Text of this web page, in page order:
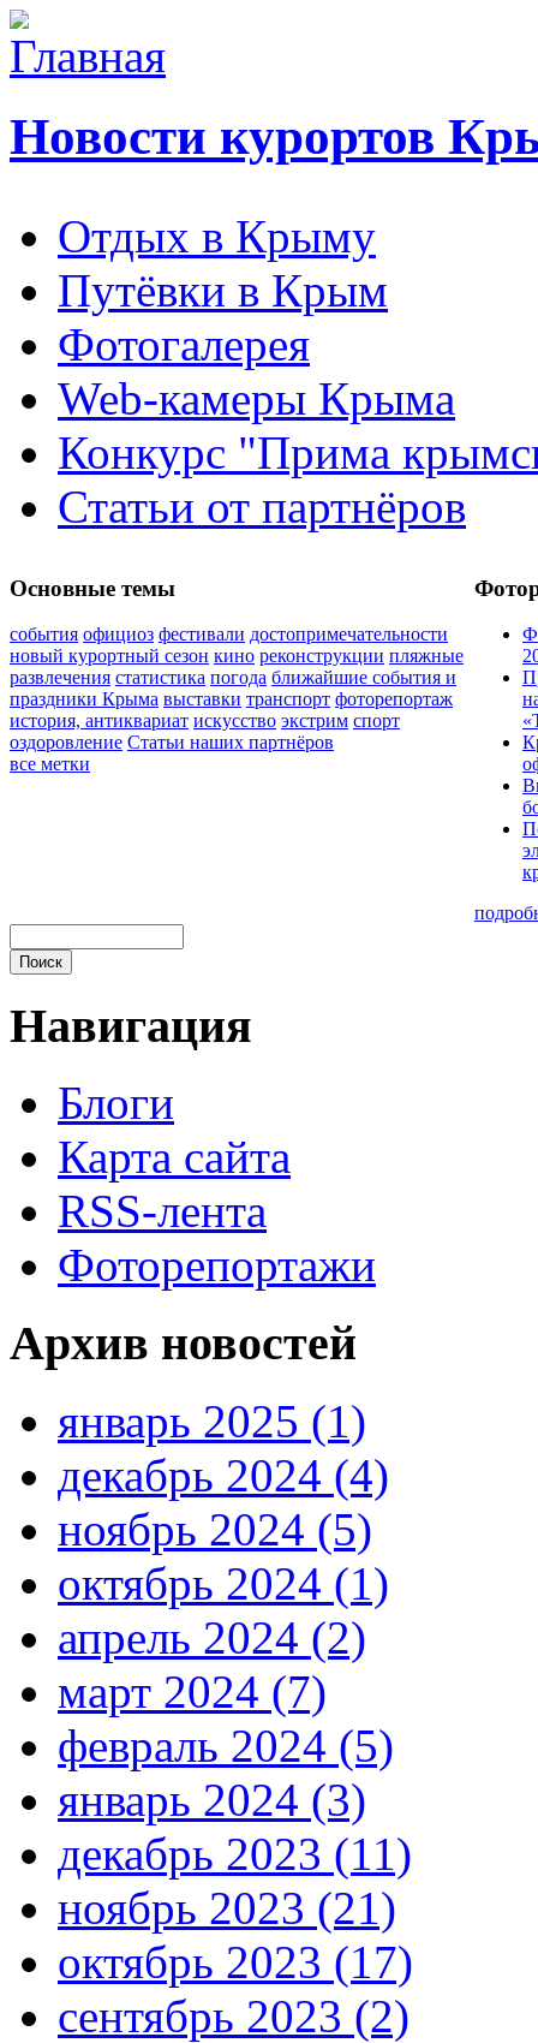
Новости курортов
Отдых в Крыму
Путёвки в Крым
Фотогалерея
Web-камеры Крыма
Конкурс "Прима
Статьи от партнёров
Основные темы
события официоз фестивали достопримечательности
новый курортный сезон кино реконструкции пляжные
развлечения статистика погода ближайшие события и
праздники Крыма выставки транспорт фоторепортаж
история, антиквариат искусство экстрим спорт
оздоровление Статьи наших партнёров
все метки
Навигация
Блоги
Карта сайта
RSS-лента
Фоторепортажи
Архив новостей
январь 2025 (1)
декабрь 2024 (4)
ноябрь 2024 (5)
октябрь 2024 (1)
апрель 2024 (2)
март 2024 (7)
февраль 2024 (5)
январь 2024 (3)
декабрь 2023 (11)
ноябрь 2023 (21)
октябрь 2023 (17)
сентябрь 2023 (2)